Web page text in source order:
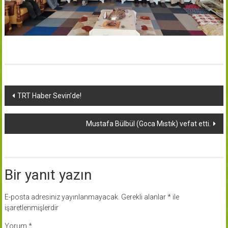
Yazı
dolaşımı
TRT Haber Sevin’de!
Mustafa Bülbül (Goca Mıstık) vefat etti.
Bir yanıt yazın
E-posta adresiniz yayınlanmayacak. Gerekli alanlar*ile
işaretlenmişlerdir
Yorum *